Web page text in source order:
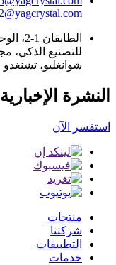
للتصنيع الذكي،
شوانغليو، تشنغدو
النشرة الإخبارية
استفسر الآن
منتجات
شركتنا
التطبيقات
خدمات